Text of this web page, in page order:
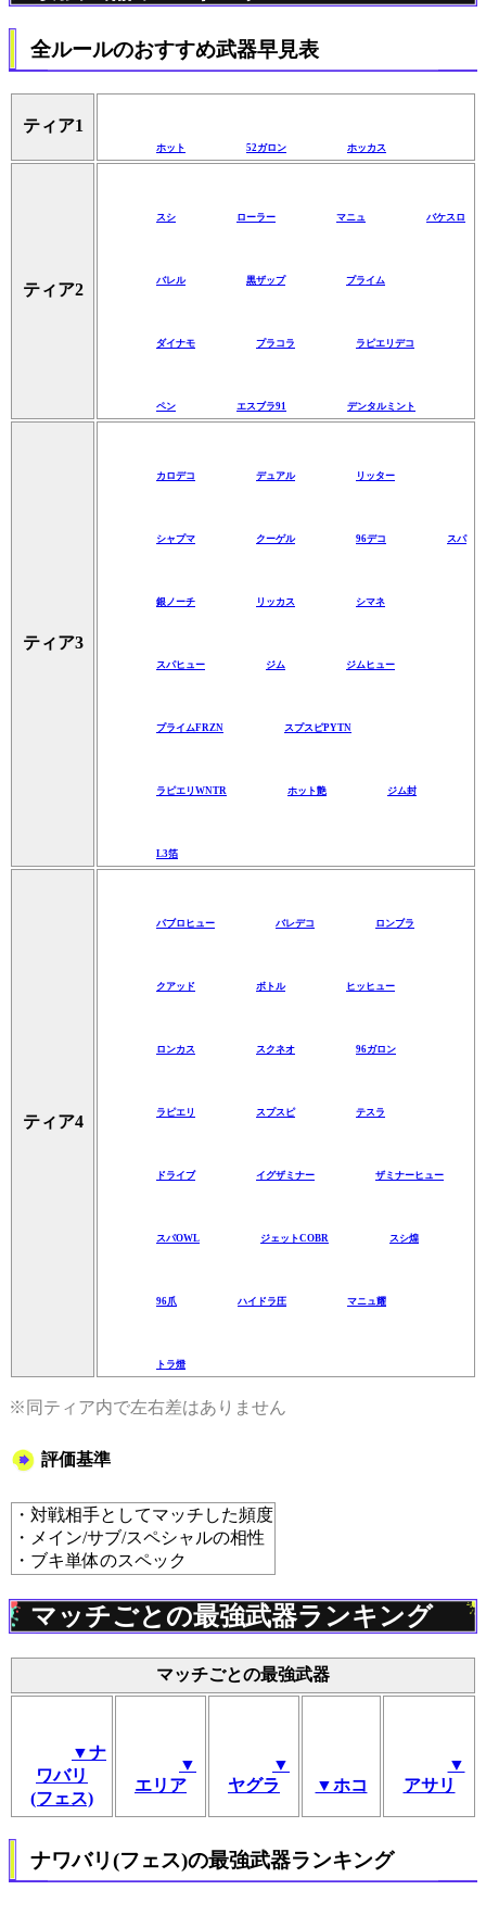
全ルールのおすすめ武器早見表
ティア1
ホット 52ガロン ホッカス
ティア2
スシ ローラー マニュ バケスロ
バレル 黒ザップ プライム
ダイナモ プラコラ ラピエリデコ
ペン エスブラ91 デンタルミント
ティア3
カロデコ デュアル リッター
シャプマ クーゲル 96デコ スパ
銀ノーチ リッカス シマネ
スパヒュー ジム ジムヒュー
プライムFRZN スプスピPYTN
ラピエリWNTR ホット艶 ジム封
L3箔
ティア4
パブロヒュー バレデコ ロンブラ
クアッド ボトル ヒッヒュー
ロンカス スクネオ 96ガロン
ラピエリ スプスピ テスラ
ドライブ イグザミナー ザミナーヒュー
スパOWL ジェットCOBR スシ煌
96爪 ハイドラ圧 マニュ耀
トラ燈
※同ティア内で左右差はありません
評価基準
・対戦相手としてマッチした頻度
・メイン/サブ/スペシャルの相性
・ブキ単体のスペック
マッチごとの最強武器ランキング
マッチごとの最強武器
▼ナ
ワバリ
(フェス)
▼
エリア
▼
ヤグラ
▼ホコ
▼
アサリ
ナワバリ(フェス)の最強武器ランキング